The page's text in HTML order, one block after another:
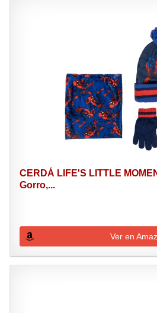
CERDÁ LIFE'S LITTLE
Gorro,...
Ver en